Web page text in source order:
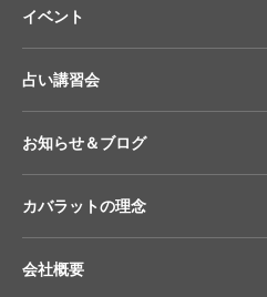
イベント
占い講習会
お知らせ＆ブログ
カバラットの理念
会社概要